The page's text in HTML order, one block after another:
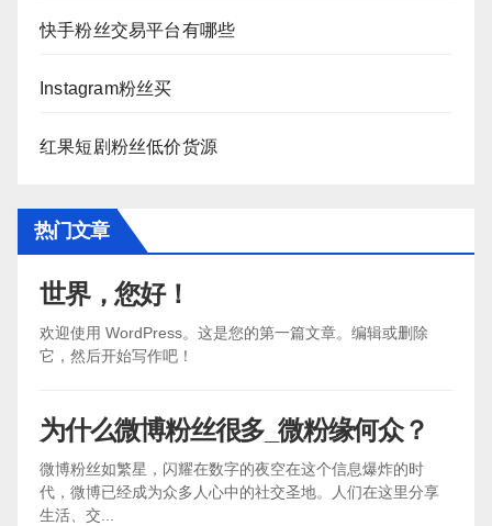
快手粉丝交易平台有哪些
Instagram粉丝买
红果短剧粉丝低价货源
热门文章
世界，您好！
欢迎使用 WordPress。这是您的第一篇文章。编辑或删除
它，然后开始写作吧！
为什么微博粉丝很多_微粉缘何众？
微博粉丝如繁星，闪耀在数字的夜空在这个信息爆炸的时
代，微博已经成为众多人心中的社交圣地。人们在这里分享
生活、交...